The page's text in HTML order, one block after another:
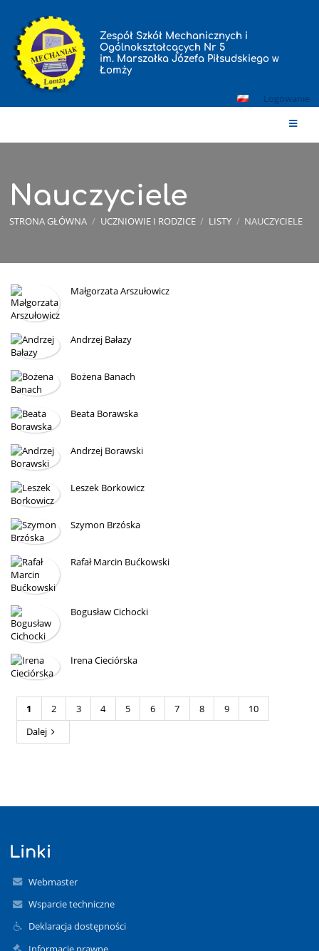
Zespół Szkół Mechanicznych i
Ogólnokształcących Nr 5
im. Marszałka Józefa Piłsudskiego w
Łomży
Logowanie
Nauczyciele
STRONA GŁÓWNA / UCZNIOWIE I RODZICE / LISTY / NAUCZYCIELE
Nauczyciele
Małgorzata Arszułowicz
Andrzej Bałazy
Bożena Banach
Beata Borawska
Andrzej Borawski
Leszek Borkowicz
Szymon Brzóska
Rafał Marcin Bućkowski
Bogusław Cichocki
Irena Cieciórska
1 2 3 4 5 6 7 8 9
10
Dalej
Linki
Webmaster
Wsparcie techniczne
Deklaracja dostępności